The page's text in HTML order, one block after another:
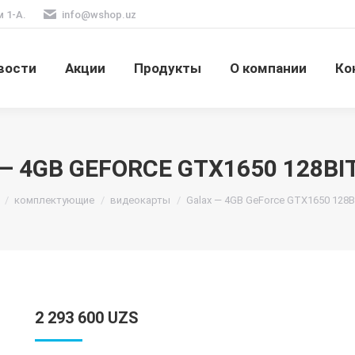
1-А. info@wshop.uz
Акции Продукты О компании
4GB GEFORCE GTX1650
комплектующие видеокарты Galax — 4GB GeForce GTX1650
2 293 600 UZS